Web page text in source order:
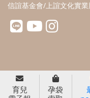
信誼基金會/上誼文化實
育兒
孕袋